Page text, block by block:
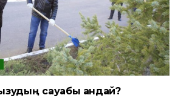
сауабы қандай?